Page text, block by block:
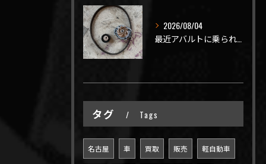
2026/08/04
タグ Tags
名古屋 車 買取 販売 軽自動車